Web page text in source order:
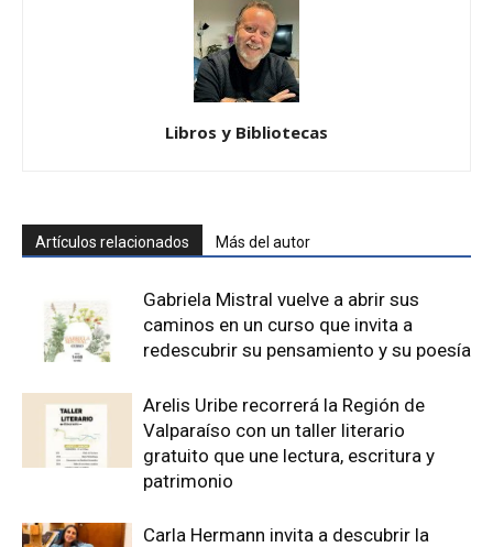
Libros y Bibliotecas
Artículos relacionados Más del autor
Gabriela Mistral vuelve a abrir sus
caminos en un curso que invita a
redescubrir su pensamiento y su poesía
Arelis Uribe recorrerá la Región de
Valparaíso con un taller literario
gratuito que une lectura, escritura y
patrimonio
Carla Hermann invita a descubrir la